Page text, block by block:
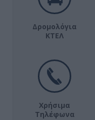
Δρομολόγια
ΚΤΕΛ
Χρήσιμα
Τηλέφωνα